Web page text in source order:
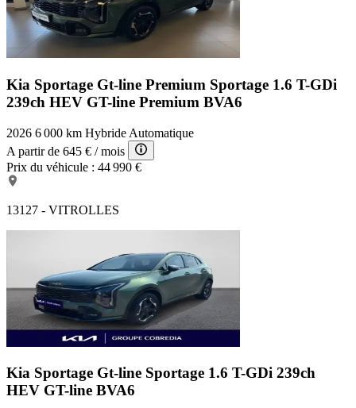
Kia Sportage Gt-line Premium Sportage 1.6 T-GDi
239ch HEV GT-line Premium BVA6
2026 6 000 km Hybride Automatique
A partir de 645 € / mois
Prix du véhicule : 44 990 €
13127 - VITROLLES
Kia Sportage Gt-line Sportage 1.6 T-GDi 239ch
HEV GT-line BVA6